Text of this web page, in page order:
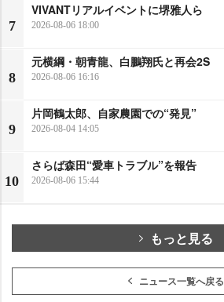
7
VIVANTリアルイベントに堺雅人ら
2026-08-06 18:00
8
元横綱・朝青龍、白鵬翔氏と再会2S
2026-08-06 16:16
9
片岡鶴太郎、自家農園での“発見”
2026-08-04 14:05
10
さらば森田“愛車トラブル”を報告
2026-08-06 15:44
もっと見る
ニュース一覧へ戻る